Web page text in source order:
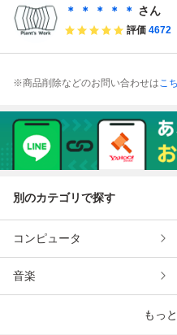
＊ ＊ ＊ ＊ ＊ さん
評価 4672
※商品削除などのお問い合わせはこ
別のカテゴリで探す
コンピュータ
音楽
もっ